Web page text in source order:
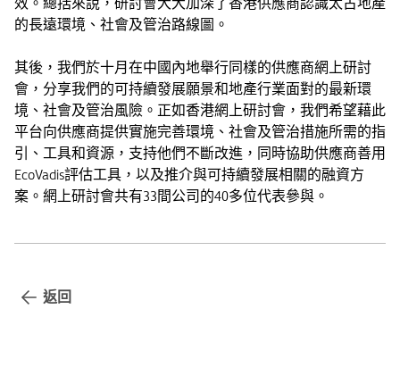
的長遠環境、社會及管治路線圖。
其後，我們於十月在中國內地舉行同樣的供應商網上研討
會，分享我們的可持續發展願景和地產行業面對的最新環
境、社會及管治風險。正如香港網上研討會，我們希望藉此
平台向供應商提供實施完善環境、社會及管治措施所需的指
引、工具和資源，支持他們不斷改進，同時協助供應商善用
EcoVadis評估工具，以及推介與可持續發展相關的融資方
案。網上研討會共有33間公司的40多位代表參與。
返回